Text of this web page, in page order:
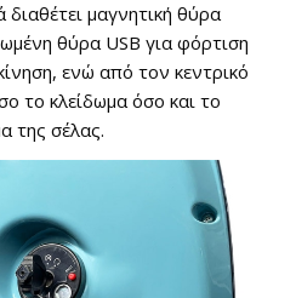
διαθέτει μαγνητική θύρα
θύρα USB για φόρτιση
ενώ από τον κεντρικό
το κλείδωμα όσο και το
της σέλας.